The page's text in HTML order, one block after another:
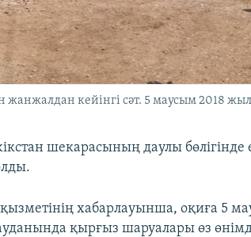
кейінгі сәт. 5 маусым 2018
шекарасының даулы
хабарлауынша, оқиға 5
қырғыз шаруалары өз